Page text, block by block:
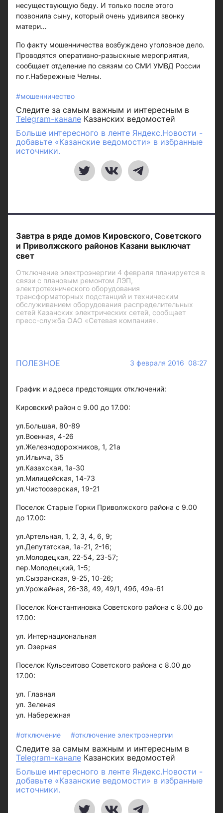
несуществующую беду. И только после этого
позвонила сыну, который очень удивился звонку
матери…
По факту мошенничества возбуждено уголовное дело.
Проводятся оперативно-разыскные мероприятия,
сообщает отделение по связям со СМИ УМВД России
по г.Набережные Челны.
#мошенничество
Следите за самым важным и интересным в
Telegram-канале Казанских ведомостей
Больше интересного в ленте Яндекс.Новости -
добавьте «Казанские ведомости» в избранные
источники.
Завтра в ряде домов Кировского, Советского
и Приволжского районов Казани выключат
свет
Отключение электроэнергии 4 февраля планируется в
связи с плановым ремонтом ЛЭП,
электротехнического оборудования
трансформаторных подстанций и техническим
обслуживанием оборудования распределительных
сетей Казанских электрических сетей, сообщает
пресс-служба ОАО «Сетевая компания».
ПОЛЕЗНОЕ 3 февраля 2016 08:27
График и адреса предстоящих отключений:
Кировский район с 9.00 до 17.00:
ул.Большая, 80-89
ул.Военная, 4-26
ул.Железнодорожников, 1, 21а
ул.Ильича, 35
ул.Казахская, 1а-30
ул.Милицейская, 14-73
ул.Чистоозерская, 19-21
Поселок Старые Горки Приволжского района с 9.00
до 17.00:
ул.Артельная, 1, 2, 3, 4, 6, 9;
ул.Депутатская, 1а-21, 2-16;
ул.Молодецкая, 22-54, 23-57;
пер.Молодецкий, 1-5;
ул.Сызранская, 9-25, 10-26;
ул.Урожайная, 26-38, 49, 49/1, 49б, 49а-61
Поселок Константиновка Советского района с 8.00 до
17.00:
ул. Интернациональная
ул. Озерная
Поселок Кульсеитово Советского района с 8.00 до
17.00:
ул. Главная
ул. Зеленая
ул. Набережная
#отключение #отключение электроэнергии
Следите за самым важным и интересным в
Telegram-канале Казанских ведомостей
Больше интересного в ленте Яндекс.Новости -
добавьте «Казанские ведомости» в избранные
источники.